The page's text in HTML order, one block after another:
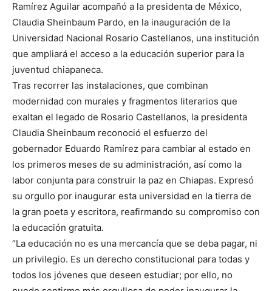
Ramírez Aguilar acompañó a la presidenta de México,
Claudia Sheinbaum Pardo, en la inauguración de la
Universidad Nacional Rosario Castellanos, una institución
que ampliará el acceso a la educación superior para la
juventud chiapaneca.
Tras recorrer las instalaciones, que combinan
modernidad con murales y fragmentos literarios que
exaltan el legado de Rosario Castellanos, la presidenta
Claudia Sheinbaum reconoció el esfuerzo del
gobernador Eduardo Ramírez para cambiar al estado en
los primeros meses de su administración, así como la
labor conjunta para construir la paz en Chiapas. Expresó
su orgullo por inaugurar esta universidad en la tierra de
la gran poeta y escritora, reafirmando su compromiso con
la educación gratuita.
“La educación no es una mercancía que se deba pagar, ni
un privilegio. Es un derecho constitucional para todas y
todos los jóvenes que deseen estudiar; por ello, no